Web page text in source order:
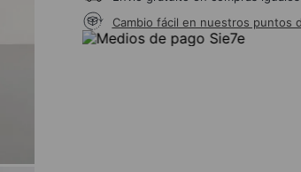
Cambio fácil en nuestros puntos